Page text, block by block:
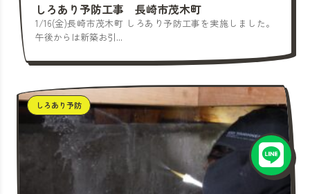
しろあり予防工事 長崎市茂木町
1/16(金)長崎市茂木町 しろあり予防工事を実施しました。
午後からは新築お引...
しろあり予防